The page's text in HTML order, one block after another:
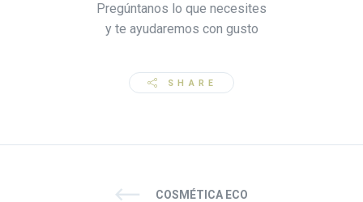
Pregúntanos lo que necesites
y te ayudaremos con gusto
SHARE
COSMÉTICA ECO